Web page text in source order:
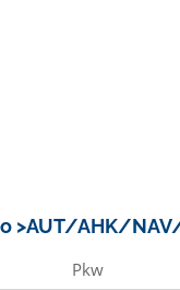
>AUT/AHK/
Pkw